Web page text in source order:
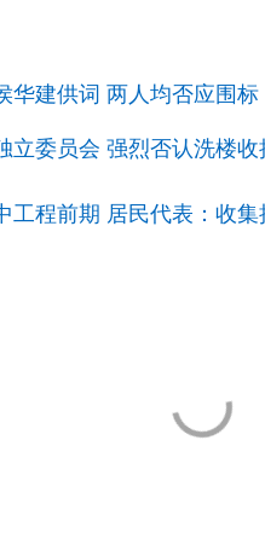
华建供词 两人均否应围
立委员会 强烈否认洗楼
工程前期 居民代表：收